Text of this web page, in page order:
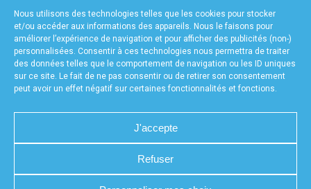
Nous utilisons des technologies telles que les cookies pour stocker
et/ou accéder aux informations des appareils. Nous le faisons pour
améliorer l’expérience de navigation et pour afficher des publicités (non-)
personnalisées. Consentir à ces technologies nous permettra de traiter
des données telles que le comportement de navigation ou les ID uniques
sur ce site. Le fait de ne pas consentir ou de retirer son consentement
peut avoir un effet négatif sur certaines fonctionnalités et fonctions.
J'accepte
Refuser